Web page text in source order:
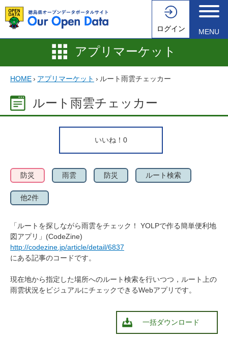
ログイン MENU
アプリマーケット
HOME› アプリマーケット › ルート雨雲チェッカー
ルート雨雲チェッカー
いいね！ 0
防災 雨雲 防災 ルート検索
他2件
「ルートを探しながら雨雲をチェック！ YOLPで作る簡単便利地
図アプリ」(CodeZine)
http://codezine.jp/article/detail/6837
にある記事のコードです。
現在地から指定した場所へのルート検索を行いつつ，ルート上の
雨雲状況をビジュアルにチェックできるWebアプリです。
一括ダウンロード